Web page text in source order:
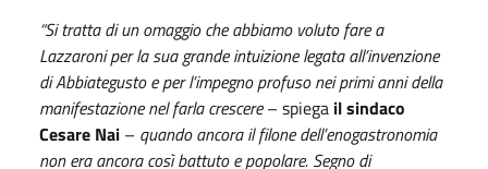
“Si tratta di un omaggio che abbiamo voluto fare a
Lazzaroni per la sua grande intuizione legata all’invenzione
di Abbiategusto e per l’impegno profuso nei primi anni della
manifestazione nel farla crescere– spiega il sindaco
Cesare Nai – quando ancora il filone dell’enogastronomia
non era ancora così battuto e popolare. Segno di